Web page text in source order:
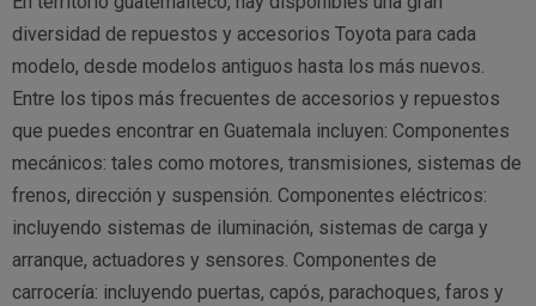
diversidad de repuestos y accesorios Toyota para cada
modelo, desde modelos antiguos hasta los más nuevos.
Entre los tipos más frecuentes de accesorios y repuestos
que puedes encontrar en Guatemala incluyen: Componentes
mecánicos: tales como motores, transmisiones, sistemas de
frenos, dirección y suspensión. Componentes eléctricos:
incluyendo sistemas de iluminación, sistemas de carga y
arranque, actuadores y sensores. Componentes de
carrocería: incluyendo puertas, capós, parachoques, faros y